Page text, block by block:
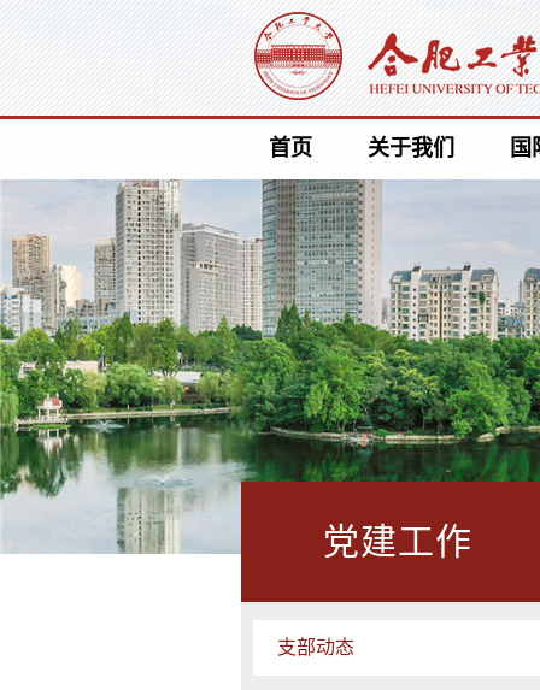
首页 关于我们 国
党建工作
支部动态